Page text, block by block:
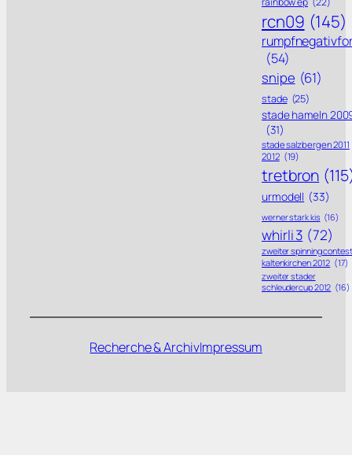
rcn09 (145)
(54)
snipe (61)
stade (25)
stade hameln
(31)
stade salzbergen 2011
2012 (19)
tretbron
urmodell (33)
werner stark kis (16)
whirli 3 (72)
zweiter spinning contest
kaltenkirchen 2012 (17)
zweiter stader
schleudercup 2012 (16)
Recherche & ArchivImpressum